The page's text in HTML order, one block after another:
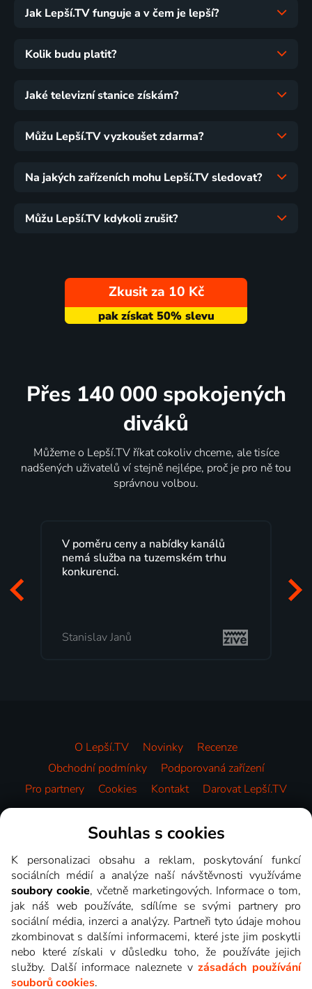
Jak Lepší.TV funguje a v čem je lepší?
Kolik budu platit?
Jaké televizní stanice získám?
Můžu Lepší.TV vyzkoušet zdarma?
Na jakých zařízeních mohu Lepší.TV sledovat?
Můžu Lepší.TV kdykoli zrušit?
Zkusit za 10 Kč
Přes 140 000 spokojených
diváků
Můžeme o Lepší.TV říkat cokoliv chceme, ale tisíce
nadšených uživatelů ví stejně nejlépe, proč je pro ně tou
správnou volbou.
Lepší.TV sleduji už několik let s
maximální spokojeností. Velký výběr
programů a nemuset běžet k TV na
Milada Tomešová
O Lepší.TV Novinky
Recenze
Obchodní podmínky
Podporovaná zařízení
Pro partnery
Cookies Kontakt Darovat Lepší.TV
Videotéka
Souhlas s cookies
K personalizaci obsahu a reklam, poskytování funkcí
sociálních médií a analýze naší návštěvnosti využíváme
soubory cookie, včetně marketingových. Informace o tom,
jak náš web používáte, sdílíme se svými partnery pro
sociální média, inzerci a analýzy. Partneři tyto údaje mohou
zkombinovat s dalšími informacemi, které jste jim poskytli
nebo které získali v důsledku toho, že používáte jejich
služby. Další informace naleznete vzásadách používání
souborů cookies.